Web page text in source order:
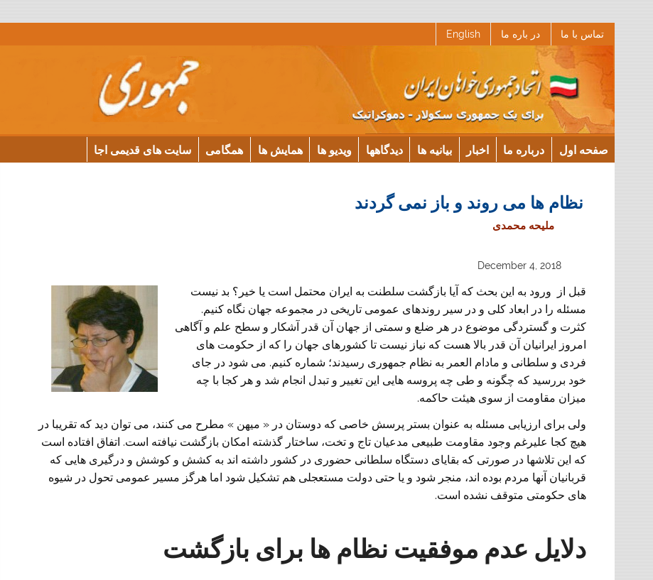
تماس با ما در باره ما English
صفحه اول درباره ما اخبار بیانیه ها دیدگاهها ویدیو ها همایش ها همگامی سایت های قدیمی اجا
نظام ها می روند و باز نمی گردند
ملیحه محمدی
December 4, 2018
قبل از ورود به این بحث که آیا بازگشت سلطنت به ایران محتمل است یا خیر؟ بد نیست
مسئله را در ابعاد کلی و در سیر روندهای عمومی تاریخی در مجموعه جهان نگاه کنیم.
کثرت و گستردگی موضوع در هر ضلع و سمتی از جهان آن قدر آشکار و سطح علم و آگاهی
امروز ایرانیان آن قدر بالا هست که نیاز نیست تا کشورهای جهان را که از حکومت های
فردی و سلطانی و مادام العمر به نظام جمهوری رسیدند؛ شماره کنیم. می شود در جای
خود بررسید که چگونه و طی چه پروسه هایی این تغییر و تبدل انجام شد و هر کجا با چه
میزان مقاومت از سوی هیئت حاکمه.
ولی برای ارزیابی مسئله به عنوان بستر پرسش خاصی که دوستان در « میهن » مطرح می کنند، می توان دید که تقریبا در
هیچ کجا علیرغم وجود مقاومت طبیعی مدعیان تاج و تخت، ساختار گذشته امکان بازگشت نیافته است. اتفاق افتاده است
که این تلاشها در صورتی که بقایای دستگاه سلطانی حضوری در کشور داشته اند به کشش و کوشش و درگیری هایی که
قربانیان آنها مردم بوده اند، منجر شود و یا حتی دولت مستعجلی هم تشکیل شود اما هرگز مسیر عمومی تحول در شیوه
های حکومتی متوقف نشده است.
دلایل عدم موفقیت نظام ها برای بازگشت